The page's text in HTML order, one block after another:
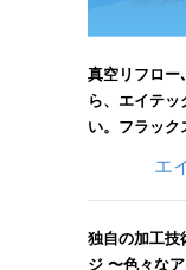
真空リフロー
ら、エイテッ
い。フラック
エ
独自の加工技
ジ 〜色々な